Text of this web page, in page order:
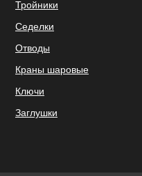
Тройники
Седелки
Отводы
Краны шаровые
Ключи
Заглушки